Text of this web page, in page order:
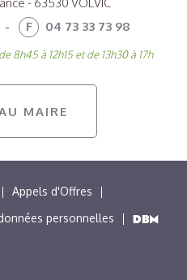
MAIRE
- F 04 73 33 73 98
8h45 à 12h15 et de 13h30 à 17h
Appels d'Offres
personnelles